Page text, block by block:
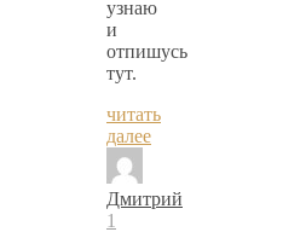
узнаю
и
отпишусь
тут.
читать
далее
Дмитрий
1